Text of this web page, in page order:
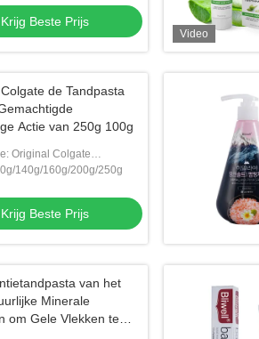
Krijg Beste Prijs
Video
de Tandpasta
Actie van 250g 100g
Original Colgate
Formal Authorized Sales
140g/160g/200g/250g
Krijg Beste Prijs
van het
Minerale
om Gele Vlekken te